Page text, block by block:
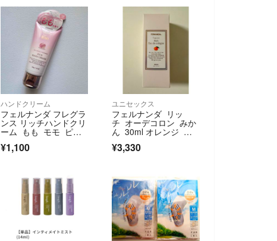
ハンドクリーム
フェルナンダ フレグラ
ンス リッチハンドクリ
ーム もも モモ ピー
¥1,100
ユニセックス
フェルナンダ リッ
チ オーデコロン みか
ん 30ml オレンジ ド
¥3,330